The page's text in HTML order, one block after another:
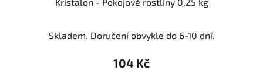
Skladem. Doručení obvykle do 6-10 dní.
104 Kč